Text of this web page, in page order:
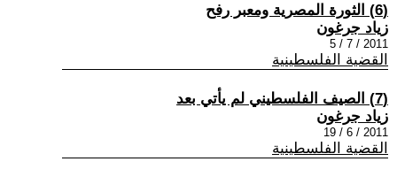
(6) الثورة المصرية ومعبر رفح
زياد جرغون
2011 / 7 / 5
القضية الفلسطينية
(7) الصيف الفلسطيني لم يأتي بعد
زياد جرغون
2011 / 6 / 19
القضية الفلسطينية